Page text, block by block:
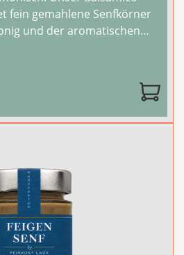
fein gemahlene Senfkörner
und der aromatischen
eleganter Senf mit einem
Schinken, Salaten und
...
von 5 von 5 Sternen